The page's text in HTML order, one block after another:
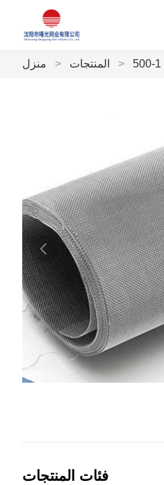
منزل > المنتجات >
فئات المنتجات